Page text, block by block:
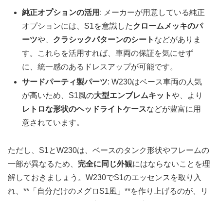
純正オプションの活用 : メーカーが用意している純正
オプションには、S1を意識したクロームメッキのパ
ーツや、 クラシックパターンのシート などがありま
す。これらを活用すれば、車両の保証を気にせず
に、統一感のあるドレスアップが可能です。
サードパーティ製パーツ: W230はベース車両の人気
が高いため、S1風の大型エンブレムキットや、より
レトロな形状のヘッドライトケースなどが豊富に用
意されています。
ただし、S1とW230は、ベースのタンク形状やフレームの
一部が異なるため、 完全に同じ外観にはならないことを理
解しておきましょう。W230でS1のエッセンスを取り入
れ、**「自分だけのメグロS1風」**を作り上げるのが、リ